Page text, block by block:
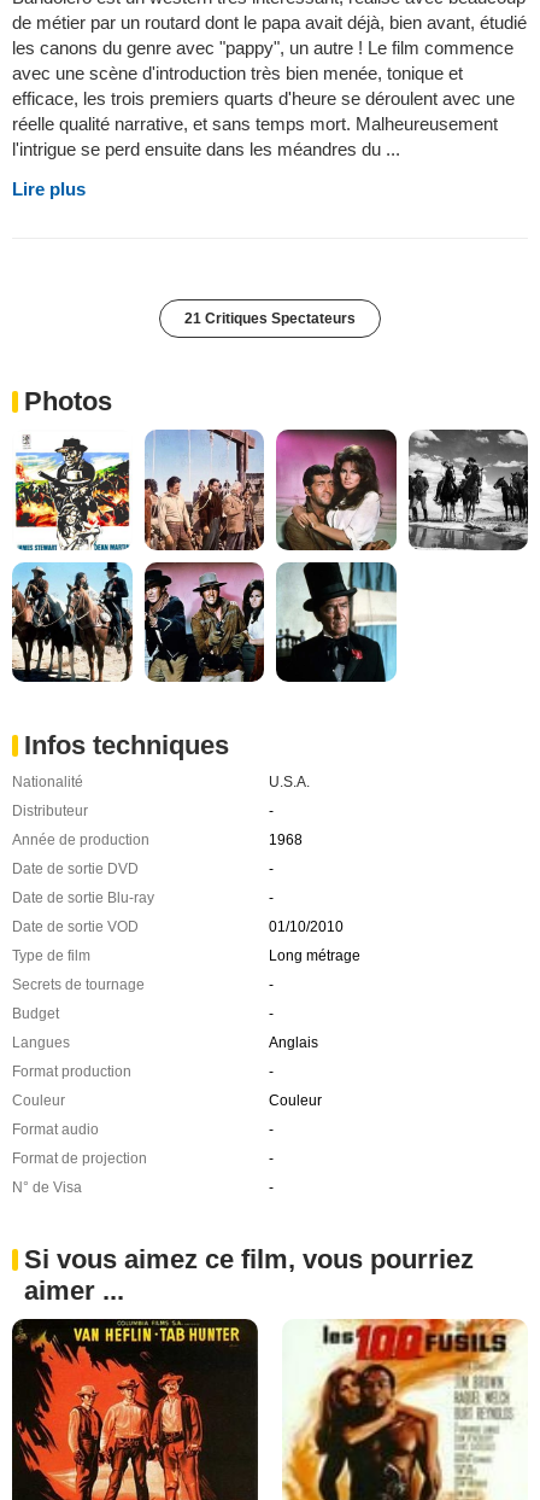
de métier par un routard dont le papa avait déjà, bien avant, étudié
les canons du genre avec "pappy", un autre ! Le film commence
avec une scène d'introduction très bien menée, tonique et
efficace, les trois premiers quarts d'heure se déroulent avec une
réelle qualité narrative, et sans temps mort. Malheureusement
l'intrigue se perd ensuite dans les méandres du ...
Lire plus
21 Critiques Spectateurs
Photos
Infos techniques
Nationalité
U.S.A.
Distributeur
-
Année de production
1968
Date de sortie DVD
-
Date de sortie Blu-ray
-
Date de sortie VOD
01/10/2010
Type de film
Long métrage
Secrets de tournage
-
Budget
-
Langues
Anglais
Format production
-
Couleur
Couleur
Format audio
-
Format de projection
-
N° de Visa
-
Si vous aimez ce film, vous pourriez
aimer ...